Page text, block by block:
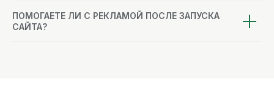
ПОМОГАЕТЕ ЛИ С РЕКЛАМОЙ ПОСЛЕ ЗАПУСКА
САЙТА?